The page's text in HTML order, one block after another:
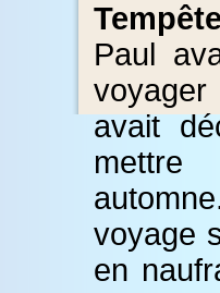
Paul
avait
voyage
en